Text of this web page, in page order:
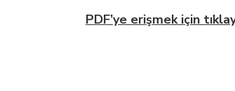
PDF’ye erişmek için